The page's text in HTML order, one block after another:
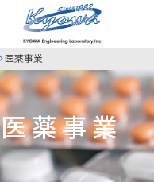
医薬事業
医薬事業